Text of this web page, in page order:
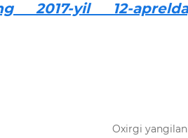
2017-yil 12-
Oxirgi